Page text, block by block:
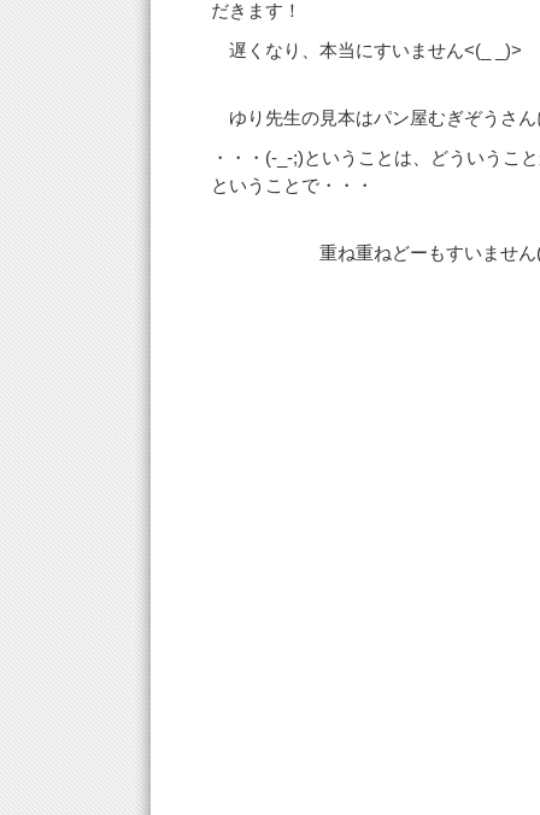
だきます！
遅くなり、本当にすいません<(_ _)>
ゆり先生の見本はパン屋むぎぞうさ
・・・(-_-;)ということは、どういうこ
ということで・・・
重ね重ねどーもすいません